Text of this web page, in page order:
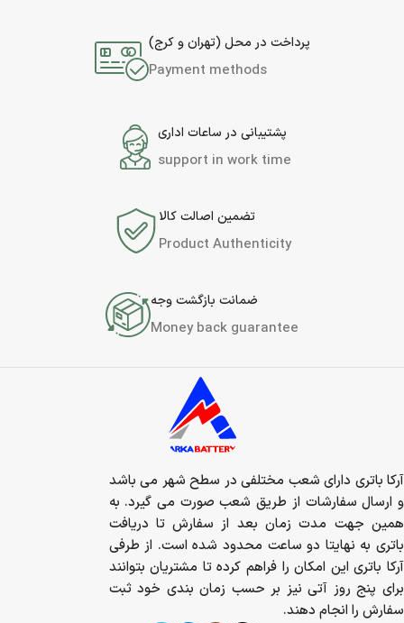
پرداخت در محل (تهران و کرج)
Payment methods
پشتیبانی در ساعات اداری
support in work time
تضمین اصالت کالا
Product Authenticity
ضمانت بازگشت وجه
Money back guarantee
آرکا باتری دارای شعب مختلفی در سطح شهر می باشد
و ارسال سفارشات از طریق شعب صورت می گیرد. به
همین جهت مدت زمان بعد از سفارش تا دریافت
باتری به نهایتا دو ساعت محدود شده است. از طرفی
آرکا باتری این امکان را فراهم کرده تا مشتریان بتوانند
برای پنج روز آتی نیز بر حسب زمان بندی خود ثبت
سفارش را انجام دهند.